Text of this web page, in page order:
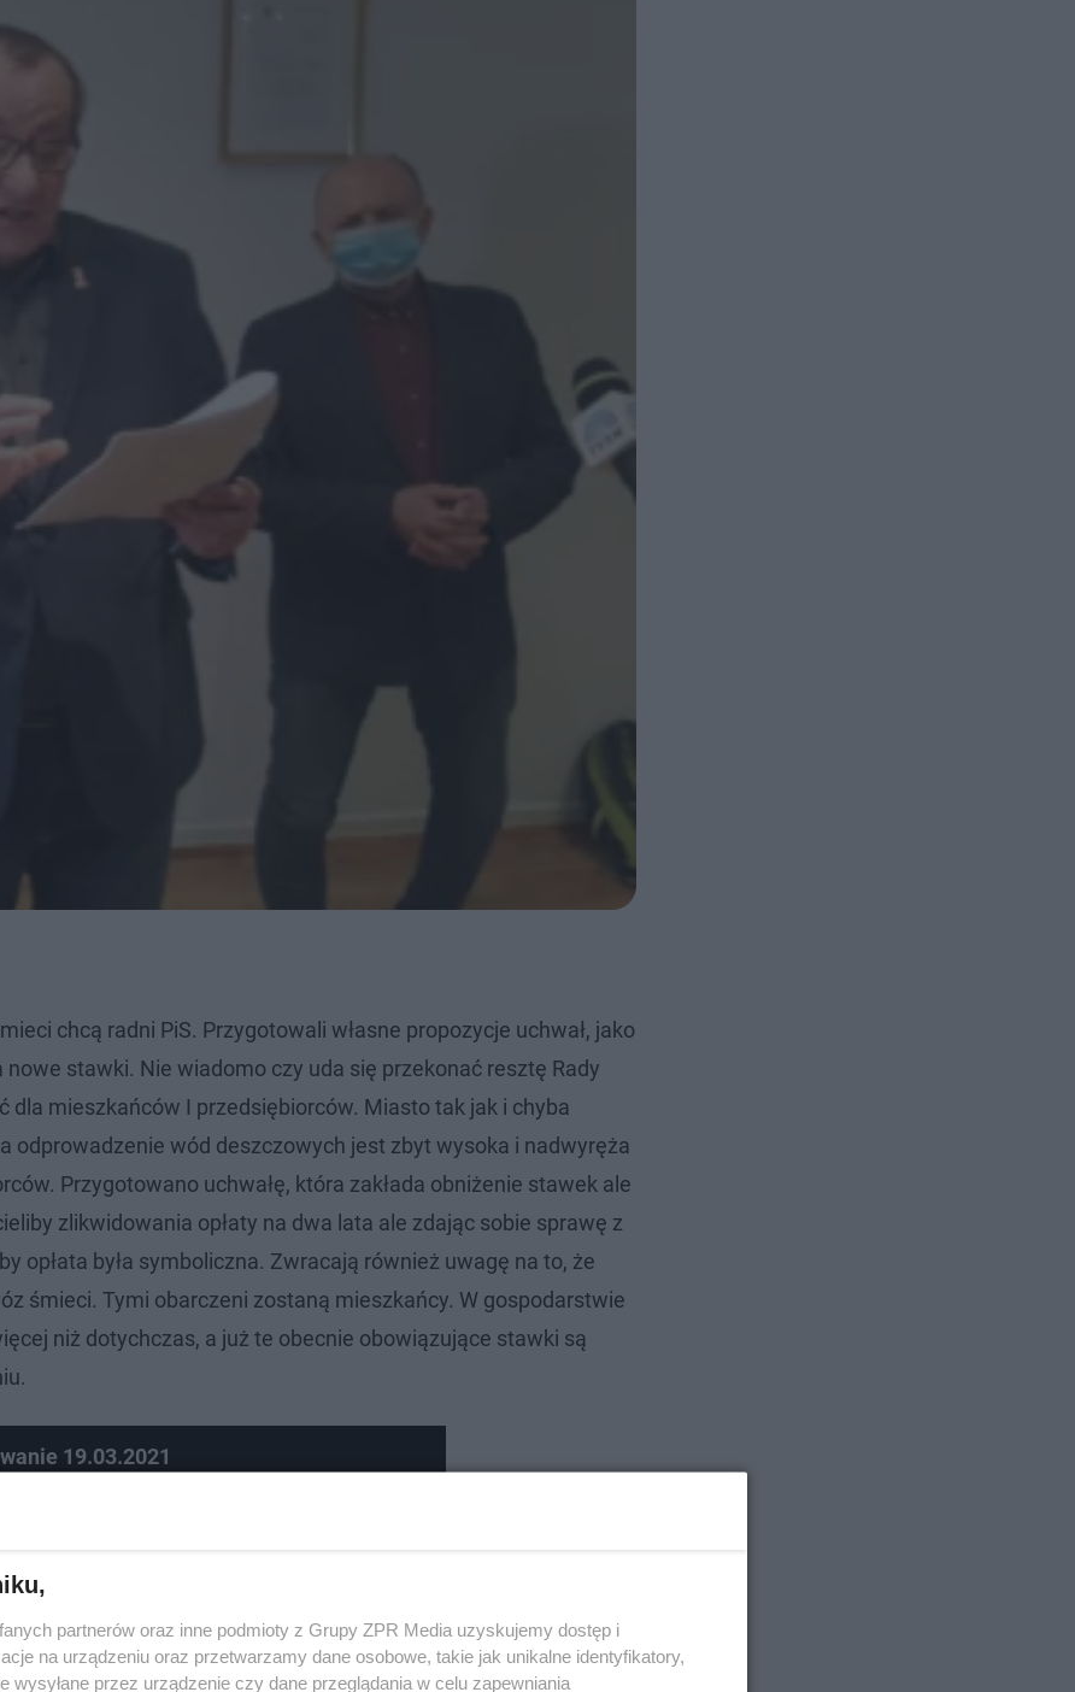
chcą radni PiS. Przygotowali własne propozycje uchwał, jako
stawki. Nie wiadomo czy uda się przekonać resztę Rady
dla mieszkańców I przedsiębiorców. Miasto tak jak i chyba
odprowadzenie wód deszczowych jest zbyt wysoka i nadwyręża
Przygotowano uchwałę, która zakłada obniżenie stawek ale
zlikwidowania opłaty na dwa lata ale zdając sobie sprawę z
opłata była symboliczna. Zwracają również uwagę na to, że
śmieci. Tymi obarczeni zostaną mieszkańcy. W gospodarstwie
niż dotychczas, a już te obecnie obowiązujące stawki są
19.03.2021
ścieżkę! Druga wygrana z rzędu "Biało-zielonych"!
partnerów oraz inne podmioty z Grupy ZPR Media uzyskujemy dostęp i
na urządzeniu oraz przetwarzamy dane osobowe, takie jak unikalne identyfikatory,
wysyłane przez urządzenie czy dane przeglądania w celu zapewniania